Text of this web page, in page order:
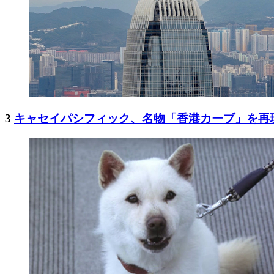
3 キャセイパシフィック、名物「香港カーブ」を再